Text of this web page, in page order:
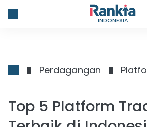
INDONESIA
Perdagangan
Top 5 Platform